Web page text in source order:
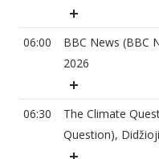
06:00
BBC News (BBC
2026
06:30
The Climate
Question),